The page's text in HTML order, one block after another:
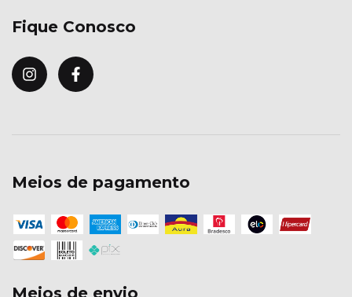
Fique Conosco
Meios de pagamento
Meios de envio